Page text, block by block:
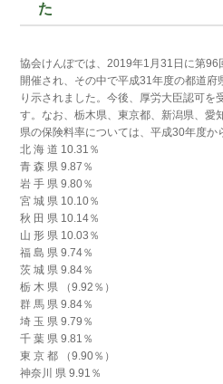
た
協会けんぽでは、2019年1月31日に第96
開催され、その中で平成31年度の都道府
り示されました。今後、厚労大臣認可を
す。なお、栃木県、東京都、新潟県、愛
県の保険料率については、平成30年度か
北 海 道 10.31％
青 森 県 9.87％
岩 手 県 9.80％
宮 城 県 10.10％
秋 田 県 10.14％
山 形 県 10.03％
福 島 県 9.74％
茨 城 県 9.84％
栃 木 県 （9.92％）
群 馬 県 9.84％
埼 玉 県 9.79％
千 葉 県 9.81％
東 京 都 （9.90％）
神奈川 県 9.91％